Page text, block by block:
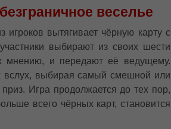
веселье
вытягивает чёрную карту с
выбирают из своих шести
мнению, и передают её ведущему.
вслух, выбирая самый смешной или
Игра продолжается до тех пор,
всего чёрных карт, становится